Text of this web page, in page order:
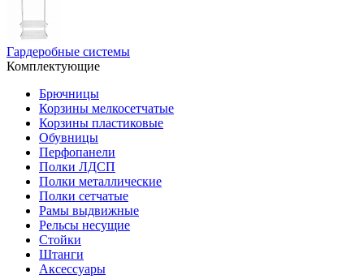
Гардеробные системы
Комплектующие
Брючницы
Корзины мелкосетчатые
Корзины пластиковые
Обувницы
Перфопанели
Полки ЛДСП
Полки металлические
Полки сетчатые
Рамы выдвижные
Рельсы несущие
Стойки
Штанги
Аксессуары